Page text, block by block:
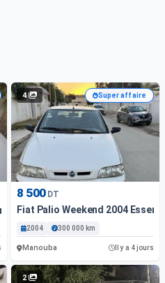
4 Super affaire
8 500 DT
Fiat Palio Weekend 2004
2004 300 000 km
Manouba Il y a 4 jours
2